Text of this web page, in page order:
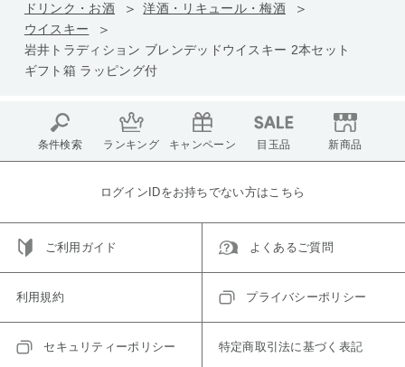
ドリンク・お酒
洋酒・リキュール・梅酒
ウイスキー
岩井トラディション ブレンデッドウイスキー 2本セット
ギフト箱 ラッピング付
条件検索 ランキング キャンペーン 目玉品 新商品
ログインIDをお持ちでない方はこちら
ご利用ガイド よくあるご質問
利用規約 プライバシーポリシー
セキュリティーポリシー 特定商取引法に基づく表記